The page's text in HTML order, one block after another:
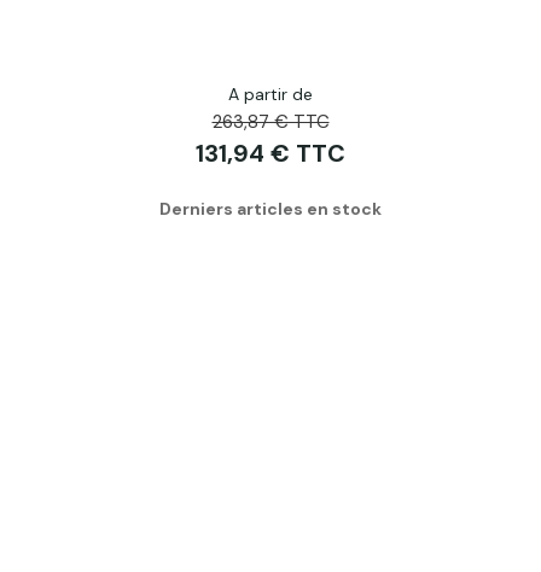
A partir de
263,87 € TTC
131,94 € TTC
Derniers articles en stock